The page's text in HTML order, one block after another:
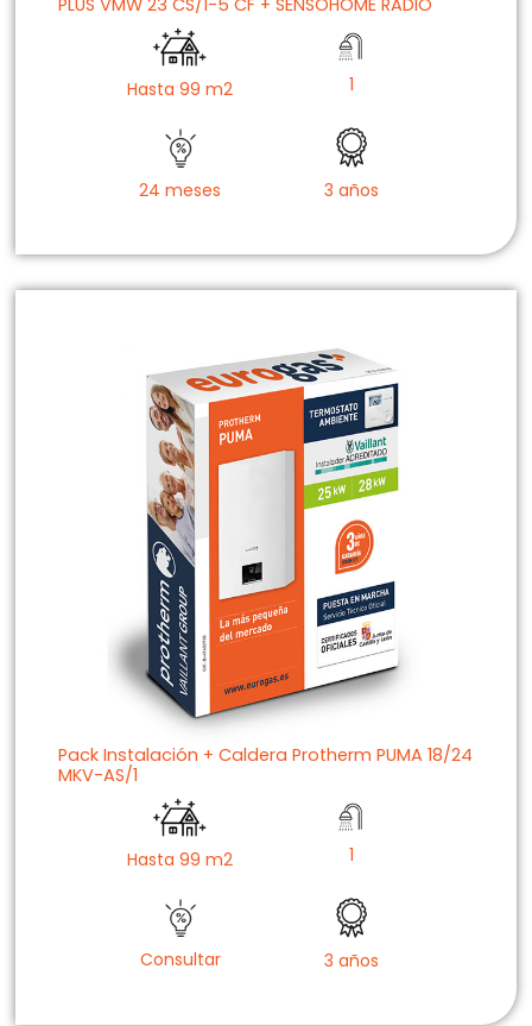
PLUS VMW 23 CS/1-5 CF + SENSOHOME RADIO
Hasta 99 m2 1
24 meses 3 años
Pack Instalación + Caldera Protherm PUMA 18/24
MKV-AS/1
Hasta 99 m2 1
Consultar 3 años